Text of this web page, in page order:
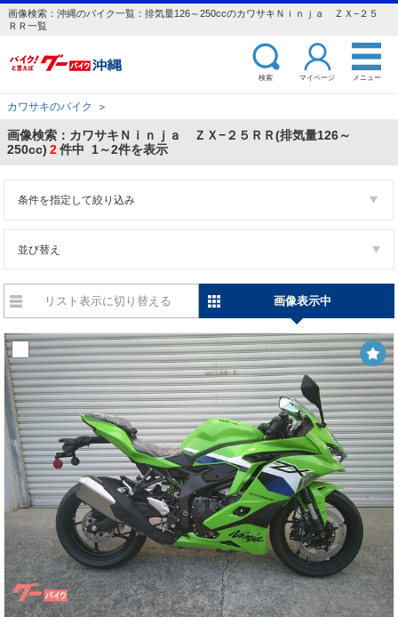
画像検索：沖縄のバイク一覧：排気量126～250ccのカワサキＮｉｎｊａ ＺＸ−２５
ＲＲ一覧
検索 マイページ メニュー
カワサキのバイク ＞
画像検索：カワサキＮｉｎｊａ ＺＸ−２５ＲＲ(排気量126～
250cc) 2件中 1～2件を表示
条件を指定して絞り込み
並び替え
リスト表示に切り替える 画像表示中